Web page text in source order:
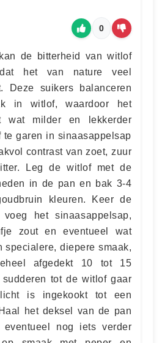
0
de bitterheid van witlof
het van nature veel
Deze suikers balanceren
in witlof, waardoor het
wat milder en lekkerder
te garen in sinaasappelsap
contrast van zoet, zuur
Leg de witlof met de
in de pan en bak 3-4
kleuren. Keer de
het sinaasappelsap,
zout en eventueel wat
specialere, diepere smaak,
afgedekt 10 tot 15
sudderen tot de witlof gaar
is ingekookt tot een
het deksel van de pan
nog iets verder